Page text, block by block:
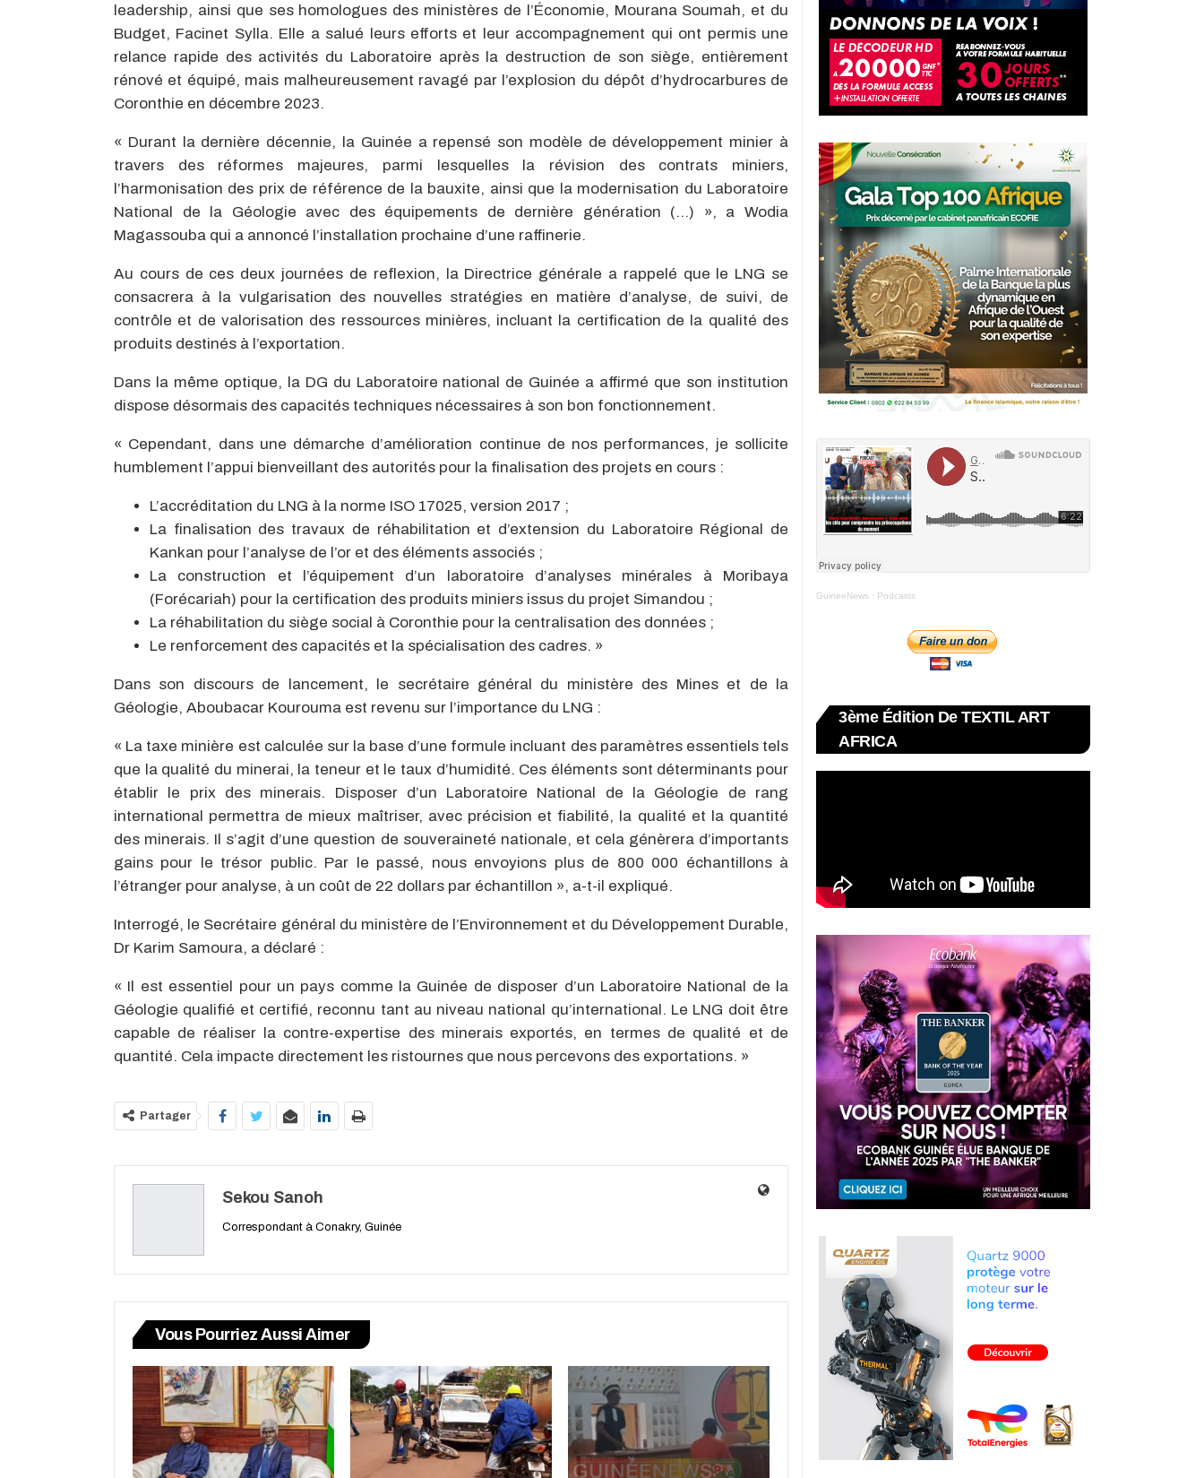
leadership, ainsi que ses homologues des ministères de l’Économie, Mourana Soumah, et du
Budget, Facinet Sylla. Elle a salué leurs efforts et leur accompagnement qui ont permis une
relance rapide des activités du Laboratoire après la destruction de son siège, entièrement
rénové et équipé, mais malheureusement ravagé par l’explosion du dépôt d’hydrocarbures de
Coronthie en décembre 2023.
« Durant la dernière décennie, la Guinée a repensé son modèle de développement minier à
travers des réformes majeures, parmi lesquelles la révision des contrats miniers,
l’harmonisation des prix de référence de la bauxite, ainsi que la modernisation du Laboratoire
National de la Géologie avec des équipements de dernière génération (…) », a Wodia
Magassouba qui a annoncé l’installation prochaine d’une raffinerie.
Au cours de ces deux journées de reflexion, la Directrice générale a rappelé que le LNG se
consacrera à la vulgarisation des nouvelles stratégies en matière d’analyse, de suivi, de
contrôle et de valorisation des ressources minières, incluant la certification de la qualité des
produits destinés à l’exportation.
Dans la même optique, la DG du Laboratoire national de Guinée a affirmé que son institution
dispose désormais des capacités techniques nécessaires à son bon fonctionnement.
« Cependant, dans une démarche d’amélioration continue de nos performances, je sollicite
humblement l’appui bienveillant des autorités pour la finalisation des projets en cours :
L’accréditation du LNG à la norme ISO 17025, version 2017 ;
La finalisation des travaux de réhabilitation et d’extension du Laboratoire Régional de
Kankan pour l’analyse de l’or et des éléments associés ;
La construction et l’équipement d’un laboratoire d’analyses minérales à Moribaya
(Forécariah) pour la certification des produits miniers issus du projet Simandou ;
La réhabilitation du siège social à Coronthie pour la centralisation des données ;
Le renforcement des capacités et la spécialisation des cadres. »
Dans son discours de lancement, le secrétaire général du ministère des Mines et de la
Géologie, Aboubacar Kourouma est revenu sur l’importance du LNG :
« La taxe minière est calculée sur la base d’une formule incluant des paramètres essentiels tels
que la qualité du minerai, la teneur et le taux d’humidité. Ces éléments sont déterminants pour
établir le prix des minerais. Disposer d’un Laboratoire National de la Géologie de rang
international permettra de mieux maîtriser, avec précision et fiabilité, la qualité et la quantité
des minerais. Il s’agit d’une question de souveraineté nationale, et cela génèrera d’importants
gains pour le trésor public. Par le passé, nous envoyions plus de 800 000 échantillons à
l’étranger pour analyse, à un coût de 22 dollars par échantillon », a-t-il expliqué.
Interrogé, le Secrétaire général du ministère de l’Environnement et du Développement Durable,
Dr Karim Samoura, a déclaré :
« Il est essentiel pour un pays comme la Guinée de disposer d’un Laboratoire National de la
Géologie qualifié et certifié, reconnu tant au niveau national qu’international. Le LNG doit être
capable de réaliser la contre-expertise des minerais exportés, en termes de qualité et de
quantité. Cela impacte directement les ristournes que nous percevons des exportations. »
Partager
Sekou Sanoh
Correspondant à Conakry, Guinée
Vous Pourriez Aussi Aimer
GuineeNews · Podcasts
3ème Édition De TEXTIL ART
AFRICA